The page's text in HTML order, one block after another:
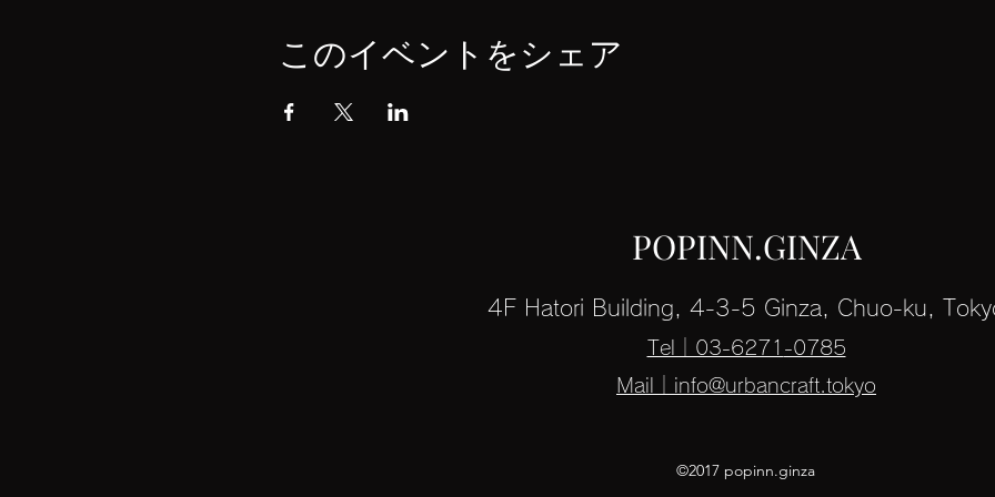
このイベントをシェア
POPINN.GINZA
4F Hatori Building, 4-3-5 Ginza, Chuo-ku,
Tel｜03-6271 -0785
Mail｜info@urbancraft.tokyo
©2017 popinn.ginza